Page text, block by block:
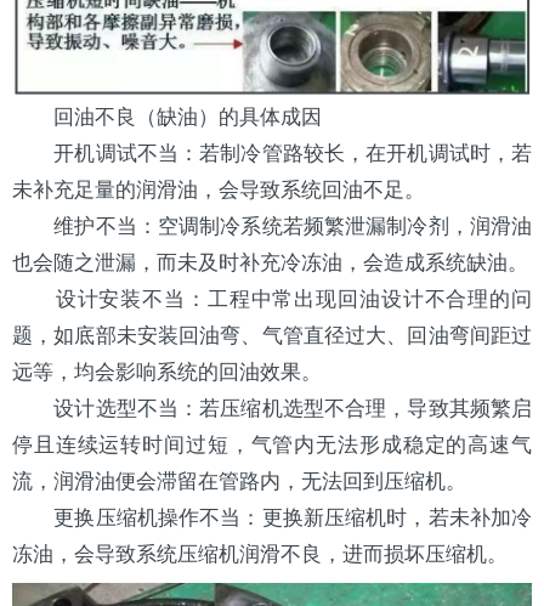
回油不良（缺油）的具体成因
开机调试不当：若制冷管路较长，在开机调试时，若
未补充足量的润滑油，会导致系统回油不足。
维护不当： 空调制冷系统若频繁泄漏制冷剂 ，润滑油
也会随之泄漏，而未及时补充冷冻油，会造成系统缺油。
设计安装不当：工程中常出现回油设计不合理的问
题，如底部未安装回油弯、气管直径过大、回油弯间距过
远等，均会影响系统的回油效果。
设计选型不当：若压缩机选型不合理，导致其频繁启
停且连续运转时间过短，气管内无法形成稳定的高速气
流，润滑油便会滞留在管路内，无法回到压缩机。
更换压缩机操作不当：更换新压缩机时，若未补加冷
冻油，会导致系统压缩机润滑不良，进而损坏压缩机。